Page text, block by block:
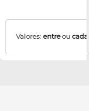
Valores: entreou